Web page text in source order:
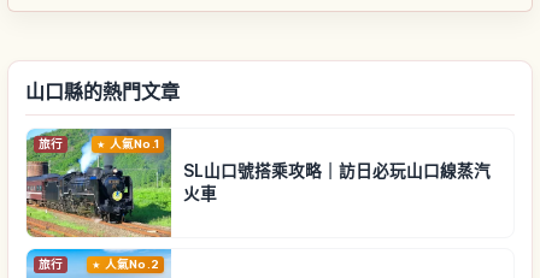
山口縣的熱門文章
旅行 人氣No.1
SL山口號搭乘攻略｜訪日必玩山口線蒸汽
火車
旅行 人氣No.2